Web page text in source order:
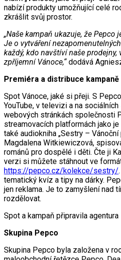
nabízí produkty umožňující celé
zkrášlit svůj prostor.
„Naše kampaň ukazuje, že Pepco
Je o vytváření
každý, kdo navštíví naše
zpříjemní Vánoce,“dodává
Premiéra a distribuce kampaně
Spot Vánoce, jaké si přeji. S
YouTube, v televizi a na
webových stránkách společnosti
streamovacích platformách jako
také audiokniha „Sestry – Vánoční
Magdalena Witkiewiczová,
románů pro dospělé i děti. Čte ji
verzi si můžete stáhnout ve
https://pepco.cz/kolekce/sestry/
tematický kvíz a tipy na dárky.
jen reklama. Je to zamyšlení nad
rozdělovat.
Spot a kampaň připravila agentura
Skupina Pepco
Skupina Pepco byla založena v